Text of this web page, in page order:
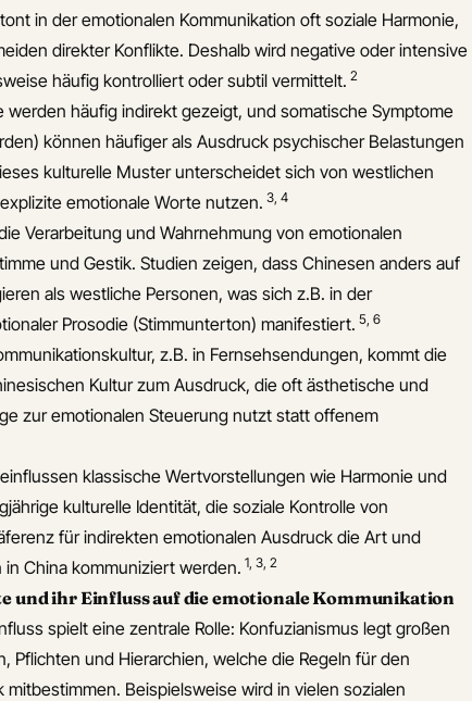
in der emotionalen Kommunikation oft soziale Harmonie,
direkter Konflikte. Deshalb wird negative oder intensive
häufig kontrolliert oder subtil vermittelt. 2
werden häufig indirekt gezeigt, und somatische Symptome
können häufiger als Ausdruck psychischer Belastungen
kulturelle Muster unterscheidet sich von westlichen
emotionale Worte nutzen. 3, 4
Verarbeitung und Wahrnehmung von emotionalen
und Gestik. Studien zeigen, dass Chinesen anders auf
als westliche Personen, was sich z.B. in der
Prosodie (Stimmunterton) manifestiert. 5, 6
z.B. in Fernsehsendungen, kommt die
Kultur zum Ausdruck, die oft ästhetische und
zur emotionalen Steuerung nutzt statt offenem
klassische Wertvorstellungen wie Harmonie und
kulturelle Identität, die soziale Kontrolle von
für indirekten emotionalen Ausdruck die Art und
China kommuniziert werden. 1, 3, 2
und ihr Einfluss auf die emotionale Kommunikation
spielt eine zentrale Rolle: Konfuzianismus legt großen
Pflichten und Hierarchien, welche die Regeln für den
mitbestimmen. Beispielsweise wird in vielen sozialen